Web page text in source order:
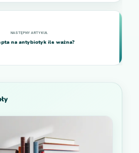
na antybiotyk ile ważna?